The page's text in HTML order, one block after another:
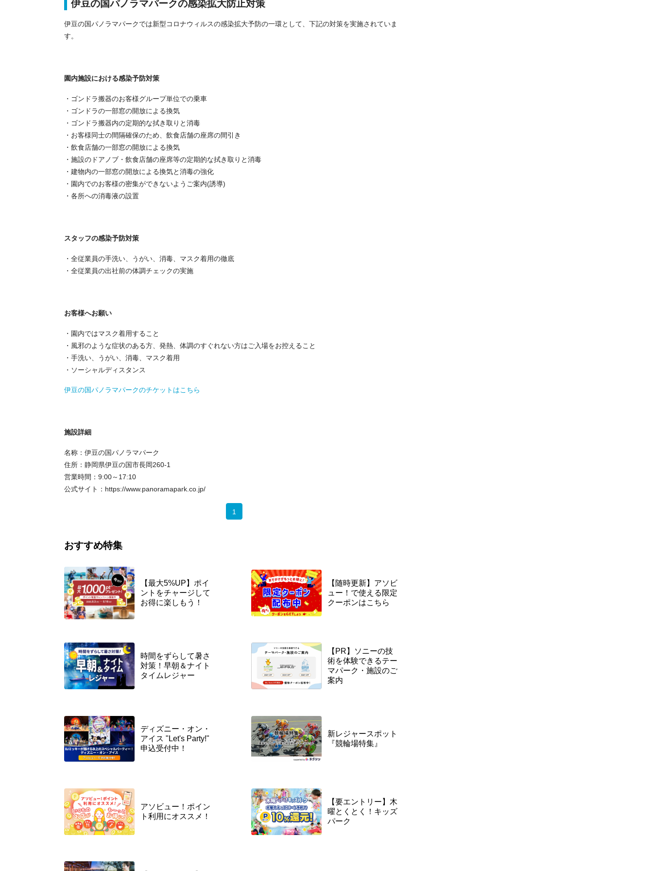
伊豆の国パノラマパークの感染拡大防止対策
伊豆の国パノラマパークでは新型コロナウィルスの感染拡大予防の一環として、下記の対策を実施されていま
す。
園内施設における感染予防対策
・ゴンドラ搬器のお客様グループ単位での乗車
・ゴンドラの一部窓の開放による換気
・ゴンドラ搬器内の定期的な拭き取りと消毒
・お客様同士の間隔確保のため、飲食店舗の座席の間引き
・飲食店舗の一部窓の開放による換気
・施設のドアノブ・飲食店舗の座席等の定期的な拭き取りと消毒
・建物内の一部窓の開放による換気と消毒の強化
・園内でのお客様の密集ができないようご案内(誘導)
・各所への消毒液の設置
スタッフの感染予防対策
・全従業員の手洗い、うがい、消毒、マスク着用の徹底
・全従業員の出社前の体調チェックの実施
お客様へお願い
・園内ではマスク着用すること
・風邪のような症状のある方、発熱、体調のすぐれない方はご入場をお控えること
・手洗い、うがい、消毒、マスク着用
・ソーシャルディスタンス
伊豆の国パノラマパークのチケットはこちら
施設詳細
名称：伊豆の国パノラマパーク
住所：静岡県伊豆の国市長岡260-1
営業時間：9:00～17:10
公式サイト：https://www.panoramapark.co.jp/
1
おすすめ特集
【最大5%UP】ポイ
ントをチャージして
お得に楽しもう！
【随時更新】アソビ
ュー！で使える限定
クーポンはこちら
時間をずらして暑さ
対策！早朝＆ナイト
タイムレジャー
【PR】ソニーの技
術を体験できるテー
マパーク・施設のご
案内
ディズニー・オン・
アイス "Let's Party!"
申込受付中！
新レジャースポット
『競輪場特集』
アソビュー！ポイン
ト利用にオススメ！
【要エントリー】木
曜とくとく！キッズ
パーク